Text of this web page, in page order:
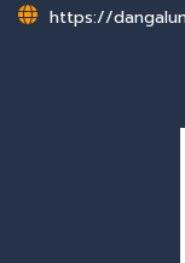
https://